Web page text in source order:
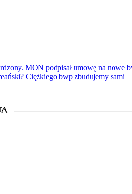
MON podpisał umowę na nowe
Ciężkiego bwp zbudujemy sami